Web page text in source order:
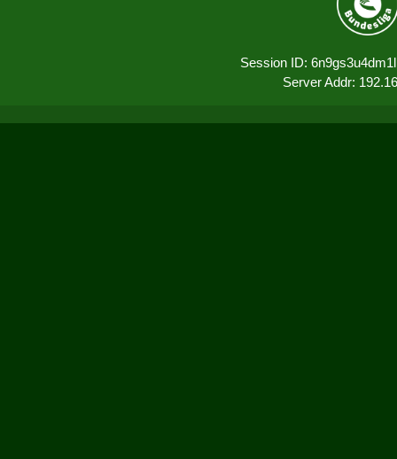
Session ID:
Server Addr: